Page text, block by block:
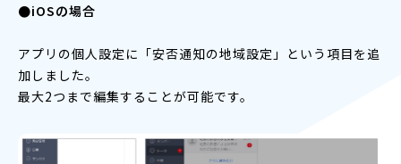
●iOSの場合
アプリの個人設定に「安否通知の地域設定」という項目を追
加しました。
最大2つまで編集することが可能です。